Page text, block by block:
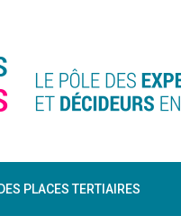
PLACES TERTIAIRES